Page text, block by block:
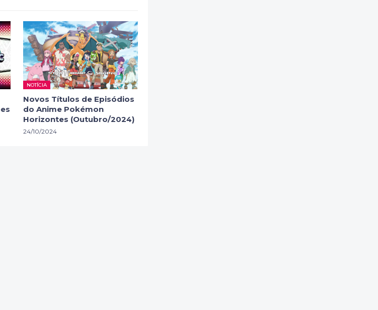
NOTÍCIA
Novos Títulos de Episódios
do Anime Pokémon
Horizontes (Outubro/2024)
24/10/2024